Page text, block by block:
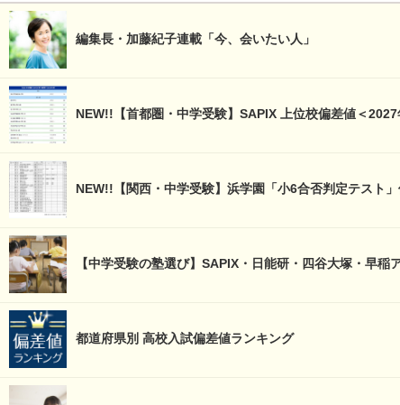
編集長・加藤紀子連載「今、会いたい人」
NEW!!【首都圏・中学受験】SAPIX 上位校偏差値＜2027
NEW!!【関西・中学受験】浜学園「小6合否判定テスト
【中学受験の塾選び】SAPIX・日能研・四谷大塚・早
都道府県別 高校入試偏差値ランキング